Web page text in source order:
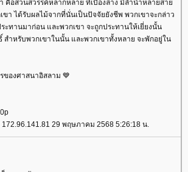
คือสวนสวรรค์หลากหลาย ที่เบื้องล่าง มีลำน้ำหลายสา
ขา ได้รับผลไม้จากที่นั่นเป็นปัจจัยยังชีพ พวกเขาจะกล่าว
ะทานมาก่อน และพวกเขา จะถูกประทานให้เยี่ยงนั้น
ำหรับพวกเขาในนั้น และพวกเขาทั้งหลาย จะพักอยู่ใน
ของศาสนาอิสลาม 💙
29 พฤษภาคม 2568 5:26:18 น.